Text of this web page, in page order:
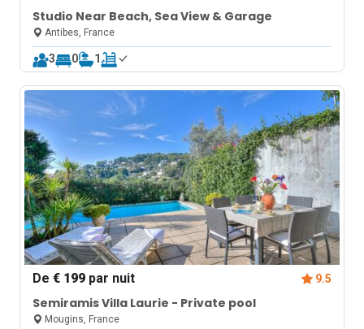
Studio Near Beach, Sea View & Garage
Antibes, France
3 0 1
De€ 199 par nuit 9.5
Semiramis Villa Laurie - Private pool
Mougins, France